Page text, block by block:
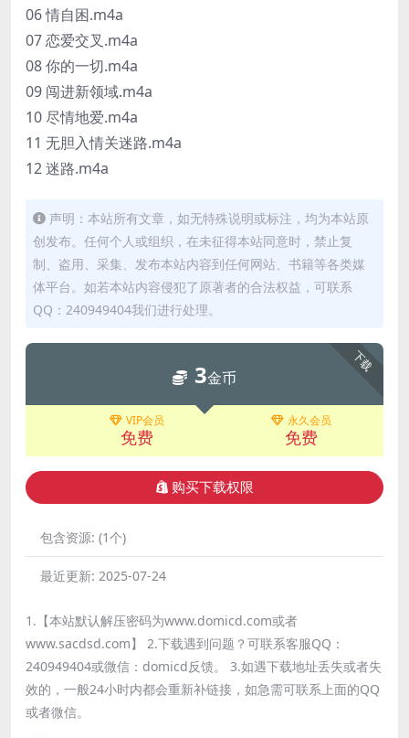
06 情自困.m4a
07 恋爱交叉.m4a
08 你的一切.m4a
09 闯进新领域.m4a
10 尽情地爱.m4a
11 无胆入情关迷路.m4a
12 迷路.m4a
声明：本站所有文章，如无特殊说明或标注，均为本站原
创发布。任何个人或组织，在未征得本站同意时，禁止复
制、盗用、采集、发布本站内容到任何网站、书籍等各类媒
体平台。如若本站内容侵犯了原著者的合法权益，可联系
QQ：240949404我们进行处理。
下载
3金币
VIP会员
免费
永久会员
免费
购买下载权限
包含资源: (1个)
最近更新: 2025-07-24
1.【本站默认解压密码为www.domicd.com或者
www.sacdsd.com】 2.下载遇到问题？可联系客服QQ：
240949404或微信：domicd反馈。 3.如遇下载地址丢失或者失
效的，一般24小时内都会重新补链接，如急需可联系上面的QQ
或者微信。